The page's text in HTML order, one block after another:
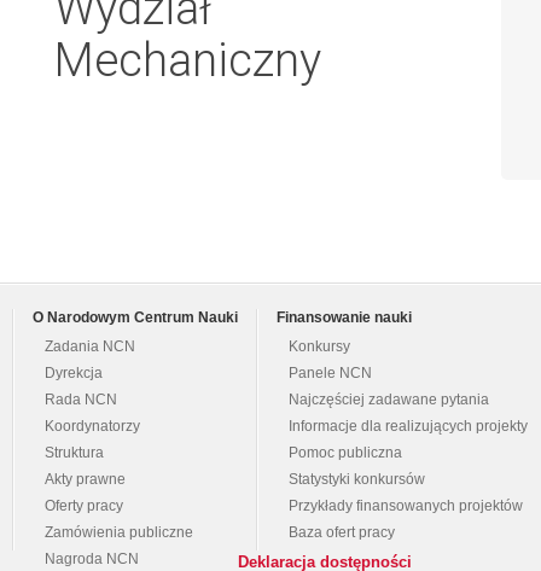
Mechaniczny
O Narodowym Centrum Nauki
Zadania NCN
Dyrekcja
Rada NCN
Koordynatorzy
Struktura
Akty prawne
Oferty pracy
Zamówienia publiczne
Nagroda NCN
Finansowanie nauki
Konkursy
Panele NCN
Najczęściej zadawane pytania
Informacje dla realizujących projekty
Pomoc publiczna
Statystyki konkursów
Przykłady finansowanych projektów
Baza ofert pracy
Deklaracja dostępności